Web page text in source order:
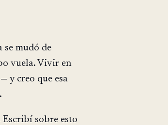
se mudó de
vuela. Vivir en
y creo que esa
Escribí sobre esto